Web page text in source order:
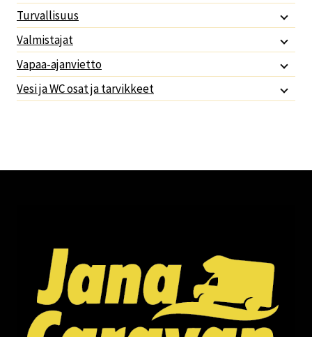
Turvallisuus
Valmistajat
Vapaa-ajanvietto
Vesi ja WC osat ja tarvikkeet